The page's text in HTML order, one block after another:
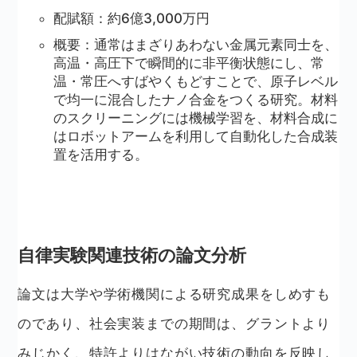
配賦額：約6億3,000万円
概要：通常はまざりあわない金属元素同士を、
高温・高圧下で瞬間的に非平衡状態にし、常
温・常圧へすばやくもどすことで、原子レベル
で均一に混合したナノ合金をつくる研究。材料
のスクリーニングには機械学習を、材料合成に
はロボットアームを利用して自動化した合成装
置を活用する。
自律実験関連技術の論文分析
論文は大学や学術機関による研究成果をしめすも
のであり、社会実装までの期間は、グラントより
みじかく、特許よりはながい技術の動向を反映し